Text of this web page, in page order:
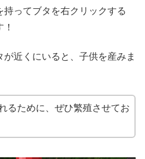
ってブタを右クリックする
近くにいると、子供を産みま
るために、ぜひ繁殖させてお